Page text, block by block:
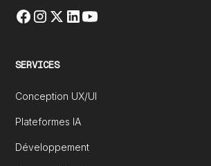
SERVICES
Conception UX/UI
Plateformes IA
Développement